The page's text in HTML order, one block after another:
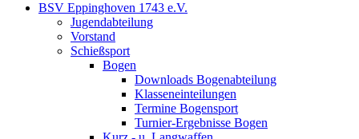
BSV Eppinghoven 1743 e.V.
Jugendabteilung
Vorstand
Schießsport
Bogen
Downloads Bogenabteilung
Klasseneinteilungen
Termine Bogensport
Turnier-Ergebnisse Bogen